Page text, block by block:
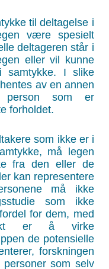
til deltagelse i
være spesielt
deltageren står i
eller vil kunne
samtykke. I slike
av en annen
person som er
forholdet.
som ikke er i
må legen
fra den eller de
kan representere
må ikke
som ikke
for dem, med
er å virke
de potensielle
forskningen
som selv